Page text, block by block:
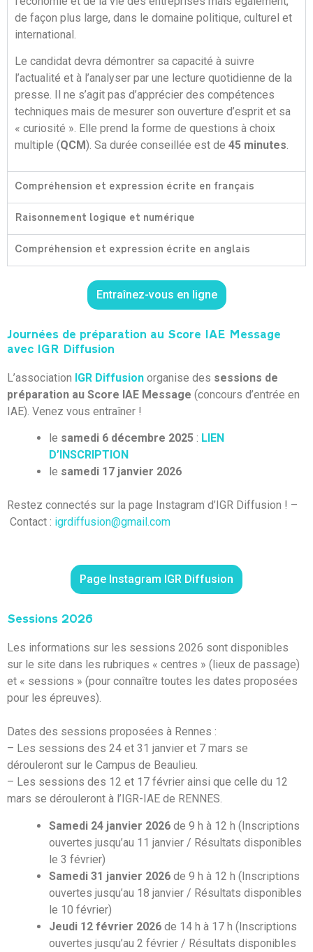
de façon plus large, dans le domaine politique, culturel et
international.
Le candidat devra démontrer sa capacité à suivre
l’actualité et à l’analyser par une lecture quotidienne de la
presse. Il ne s’agit pas d’apprécier des compétences
techniques mais de mesurer son ouverture d’esprit et sa
« curiosité ». Elle prend la forme de questions à choix
multiple (QCM ). Sa durée conseillée est de 45 minutes.
Compréhension et expression écrite en français
Raisonnement logique et numérique​
Compréhension et expression écrite en anglais​
Entraînez-vous en ligne
Journées de préparation au Score IAE Message
avec IGR Diffusion
L’association IGR Diffusion organise des sessions de
préparation au Score IAE Message (concours d’entrée en
IAE). Venez vous entraîner !
le samedi 6 décembre 2025 : LIEN
D’INSCRIPTION
le samedi 17 janvier 2026
Restez connectés sur la page Instagram d’IGR Diffusion ! –
Contact : igrdiffusion@gmail.com
Page Instagram IGR Diffusion
Sessions 2026
Les informations sur les sessions 2026 sont disponibles
sur le site dans les rubriques « centres » (lieux de passage)
et « sessions » (pour connaître toutes les dates proposées
pour les épreuves).
Dates des sessions proposées à Rennes :
– Les sessions des 24 et 31 janvier et 7 mars se
dérouleront sur le Campus de Beaulieu.
– Les sessions des 12 et 17 février ainsi que celle du 12
mars se dérouleront à l’IGR-IAE de RENNES.
Samedi 24 janvier 2026 de 9 h à 12 h (Inscriptions
ouvertes jusqu’au 11 janvier / Résultats disponibles
le 3 février)
Samedi 31 janvier 2026 de 9 h à 12 h (Inscriptions
ouvertes jusqu’au 18 janvier / Résultats disponibles
le 10 février)
Jeudi 12 février 2026 de 14 h à 17 h (Inscriptions
ouvertes jusqu’au 2 février / Résultats disponibles